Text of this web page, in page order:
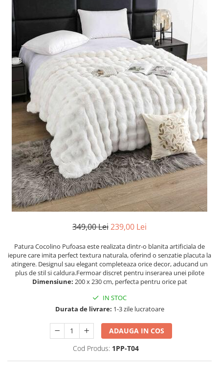
Cearceaf cu elastic
Cearceaf normal
Lenjerii De Pat Creponate
Lenjerii De Pat Bumbac Poplin 2
Persoane
Lenjerii De Pat Bumbac Poplin,
Matlasate, 2 Persoane
Lenjerii De Pat Bumbac Satinat 2
Persoane
Lenjerii De Pat Volanase
Lenjerii De Pat, Finet Premium 3D,
2 Persoane
Lenjerii De Pat Jacquard
Lenjerii De Pat Catifea
Lenjerii De Pat Cocolino
Set Lenjerie De Pat Blana
Set Lenjerie Pat Blanita Iepure, 6
Lenjerii De Pat Premium Collection
Set Lenjerie De Pat, 7 Piese, Cu
Pilota / Cuvertura Inclusa
Set Lenjerie De Pat Jacquard Regal,
11 Piese, Cuvertura Inclusa
Lenjerii Damasc Egiptean King Size
Lenjerii De Pat, Finet Premium, 1
Lenjerii De Pat Damasc 1 Persoana
349,00 Lei239,00 Lei
Patura Cocolino Pufoasa este realizata dintr-o blanita artificiala de
iepure care imita perfect textura naturala, oferind o senzatie placuta la
atingere. Designul sau elegant completeaza orice decor, aducand un
plus de stil si caldura.Fermoar discret pentru inserarea unei pilote
Dimensiune: 200 x 230 cm, perfecta pentru orice pat
IN STOC
Durata de livrare: 1-3 zile lucratoare
ADAUGA IN COS
Cod Produs: 1PP-T04